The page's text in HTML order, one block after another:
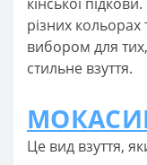
різних кольорах
вибором для
стильне взуття.
Це вид взуття,